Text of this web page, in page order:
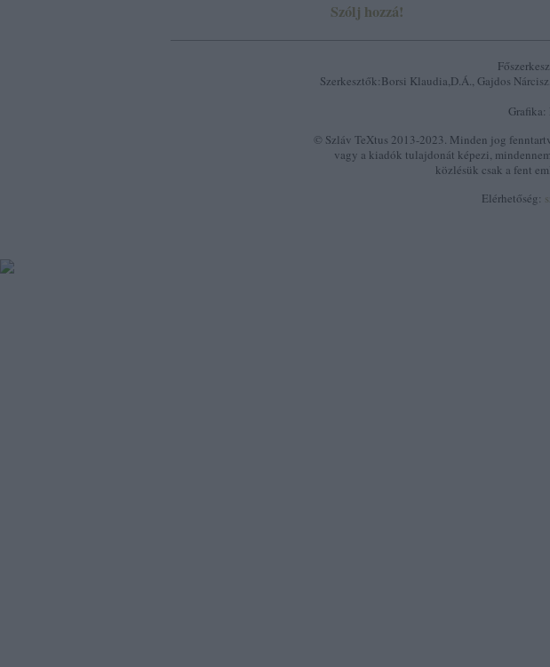
Szólj hozzá!
Szerkesztők:Borsi Klaudia,D.Á., Gajdos
© Szláv TeXtus 2013-2023. Minden jog
vagy a kiadók tulajdonát képezi,
közlésük csak a fent
Elérhetőség: